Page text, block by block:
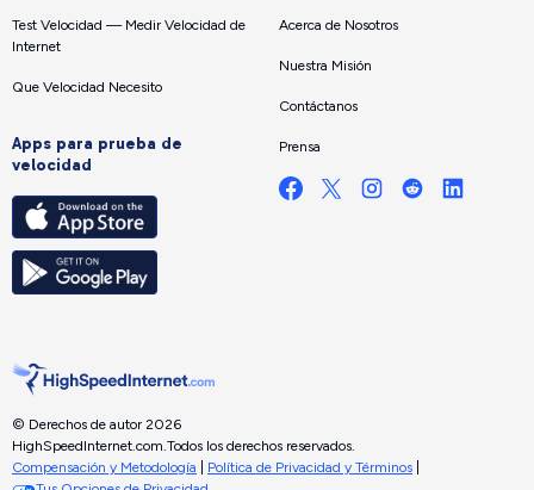
Test Velocidad — Medir Velocidad de
Internet
Que Velocidad Necesito
Apps para prueba de
velocidad
Acerca de Nosotros
Nuestra Misión
Contáctanos
Prensa
© Derechos de autor 2026
HighSpeedInternet.com.Todos los derechos reservados.
Compensación y Metodología
Política de Privacidad y Términos